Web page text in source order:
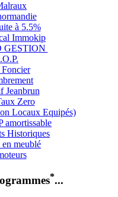
à 5.5%
Immokip
GESTION
Jeanbrun
Zero
Locaux Equipés)
amortissable
Historiques
meublé
*...